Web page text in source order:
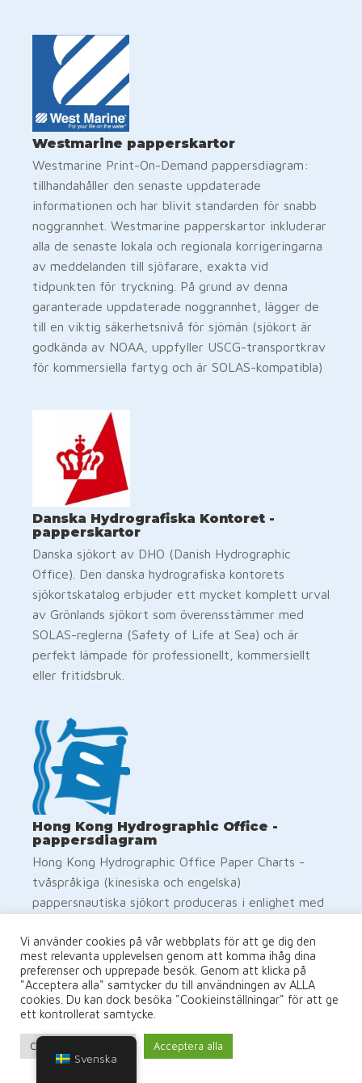
Westmarine papperskartor
Westmarine Print-On-Demand pappersdiagram:
tillhandahåller den senaste uppdaterade
informationen och har blivit standarden för snabb
noggrannhet. Westmarine papperskartor inkluderar
alla de senaste lokala och regionala korrigeringarna
av meddelanden till sjöfarare, exakta vid
tidpunkten för tryckning. På grund av denna
garanterade uppdaterade noggrannhet, lägger de
till en viktig säkerhetsnivå för sjömän (sjökort är
godkända av NOAA, uppfyller USCG-transportkrav
för kommersiella fartyg och är SOLAS-kompatibla)
Danska Hydrografiska Kontoret -
papperskartor
Danska sjökort av DHO (Danish Hydrographic
Office). Den danska hydrografiska kontorets
sjökortskatalog erbjuder ett mycket komplett urval
av Grönlands sjökort som överensstämmer med
SOLAS-reglerna (Safety of Life at Sea) och är
perfekt lämpade för professionellt, kommersiellt
eller fritidsbruk.
Hong Kong Hydrographic Office -
pappersdiagram
Hong Kong Hydrographic Office Paper Charts -
tvåspråkiga (kinesiska och engelska)
pappersnautiska sjökort produceras i enlighet med
Organization (IHO). Positionerna på sjökortet
hänvisas till WGS84 Datum. Djupet är i meter och
reducerat till sjökortsdatumet, vilket är ungefär
det lägsta astronomiska tidvattnet. Bojsystemet i
Hong Kong följer IALA Maritime Buoyage System
(Region A)
Vi använder cookies på vår webbplats för att ge dig den
mest relevanta upplevelsen genom att komma ihåg dina
preferenser och upprepade besök. Genom att klicka på
"Acceptera alla" samtycker du till användningen av ALLA
cookies. Du kan dock besöka "Cookieinställningar" för att ge
ett kontrollerat samtycke.
Cookie-inställningar Acceptera alla
Svenska